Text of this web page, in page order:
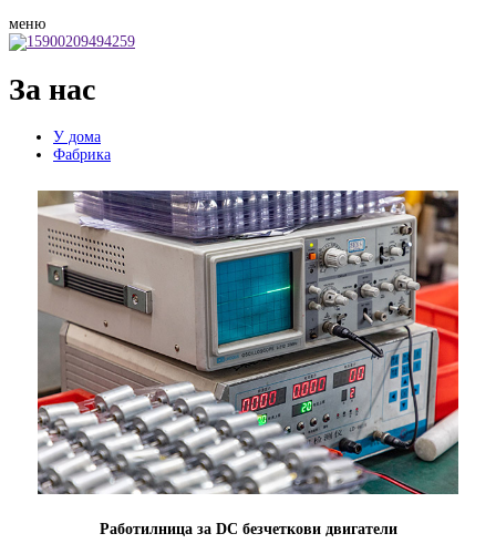
меню
За нас
У дома
Фабрика
Работилница за DC безчеткови двигатели